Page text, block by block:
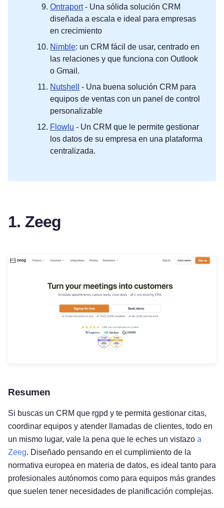
Ontraport- Una sólida solución CRM
diseñada a escala e ideal para empresas
en crecimiento
Nimble: un CRM fácil de usar, centrado en
las relaciones y que funciona con Outlook
o Gmail.
Nutshell
- Una buena solución CRM para
equipos de ventas con un panel de control
personalizable
Flowlu - Un CRM que le permite gestionar
los datos de su empresa en una plataforma
centralizada.
1. Zeeg
Resumen
Si buscas un CRM que rgpd y te permita gestionar citas,
coordinar equipos y atender llamadas de clientes, todo en
un mismo lugar, vale la pena que le eches un vistazo a
Zeeg. Diseñado pensando en el cumplimiento de la
normativa europea en materia de datos, es ideal tanto para
profesionales autónomos como para equipos más grandes
que suelen tener necesidades de planificación complejas.